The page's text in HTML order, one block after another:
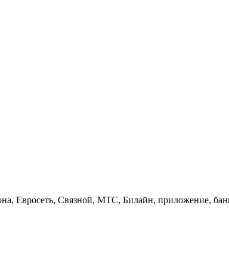
Евросеть, Связной, МТС, Билайн, приложение,